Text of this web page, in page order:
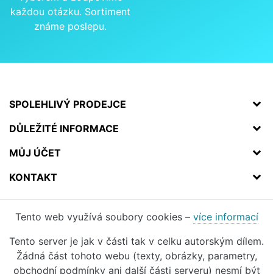
každou otázku. Sortiment
známe poslepu.
SPOLEHLIVÝ PRODEJCE
DŮLEŽITÉ INFORMACE
MŮJ ÚČET
KONTAKT
Tento web využívá soubory cookies – více informací
Tento server je jak v části tak v celku autorským dílem.
Žádná část tohoto webu (texty, obrázky, parametry,
obchodní podmínky ani další části serveru) nesmí být